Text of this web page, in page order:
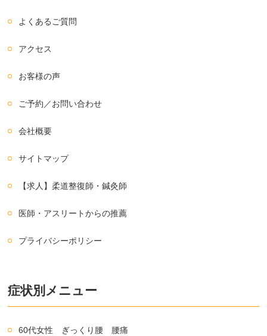
よくあるご質問
アクセス
お客様の声
ご予約／お問い合わせ
会社概要
サイトマップ
【求人】柔道整復師・鍼灸師
医師・アスリートからの推薦
プライバシーポリシー
症状別メニュー
60代女性 ぎっくり腰 腰痛